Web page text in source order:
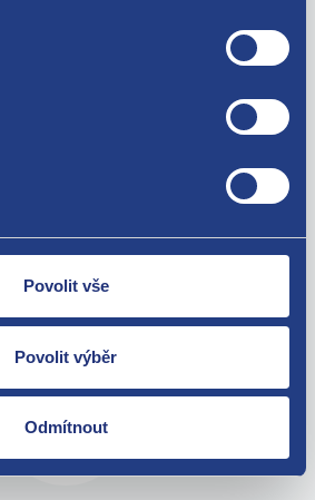
Povolit vše
Povolit výběr
Odmítnout
spokojeni? Vyřešíme to!